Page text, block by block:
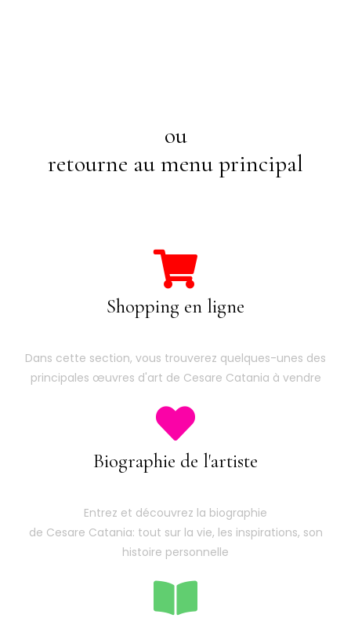
ou
retourne au menu principal
Shopping en ligne
Dans cette section, vous trouverez quelques-unes des
principales œuvres d'art de Cesare Catania à vendre
Biographie de l'artiste
Entrez et découvrez la biographie
de Cesare Catania: tout sur la vie, les inspirations, son
histoire personnelle